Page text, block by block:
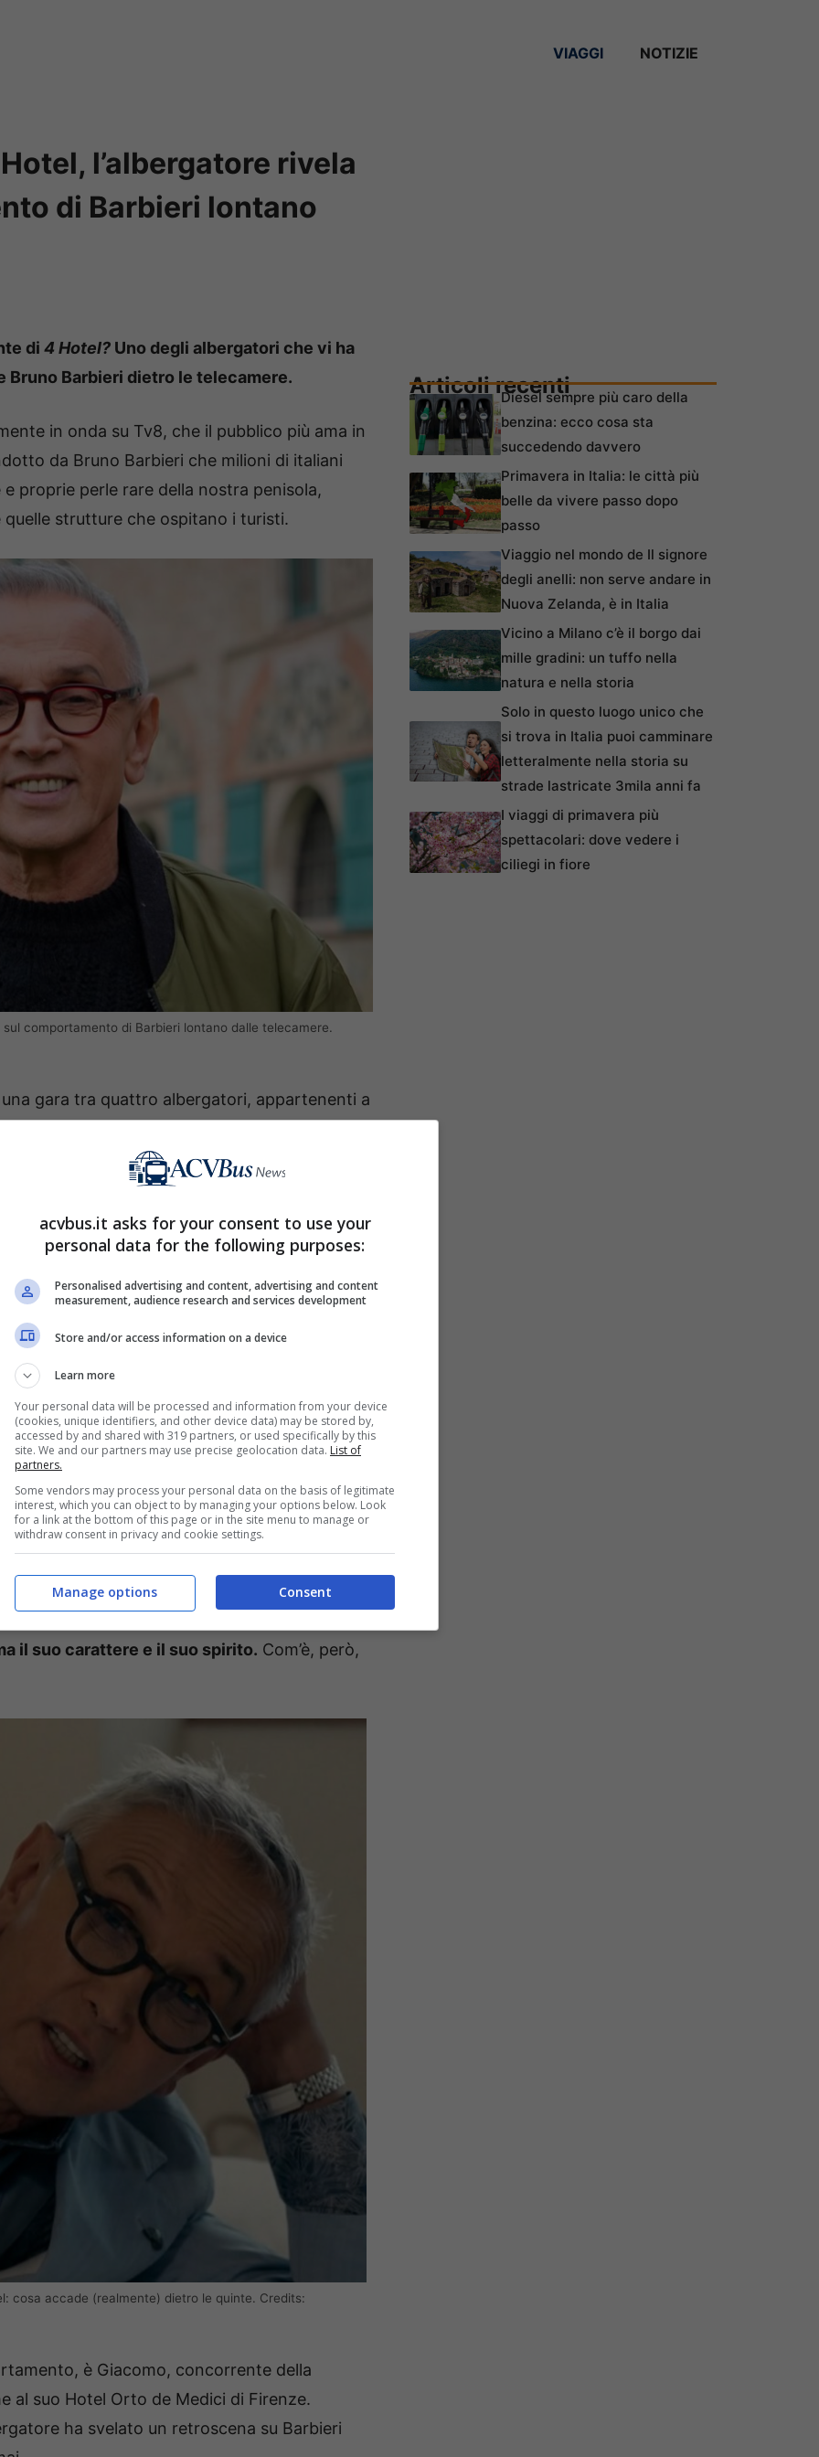
VIAGGI NOTIZIE
l’albergatore rivela
di Barbieri lontano
di 4 Hotel? Uno degli albergatori che vi ha
Bruno Barbieri dietro le telecamere.
in onda su Tv8, che il pubblico più ama in
da Bruno Barbieri che milioni di italiani
proprie perle rare della nostra penisola,
strutture che ospitano i turisti.
comportamento di Barbieri lontano dalle telecamere.
gara tra quattro albergatori, appartenenti a
stessa area geografica, che si ospitano a
in base alla location, i servizi, le camere, i
la qualità della colazione. Insomma,
i luoghi migliori da visitare di un
ovviamente, c’è Bruno Barbieri. Da esperto
prende parte alla sfida, interagendo con gli
ciascuna categoria. Quello che, però, in
una volta spente alla telecamere?
preso parte allo show: cosa ha detto.
su Bruno Barbieri a
dietro le quinte
nemmeno una puntata, è ben
Barbieri ha nei confronti di tutti gli
il suo carattere e il suo spirito. Com’è, però,
cosa accade (realmente) dietro le quinte. Credits:
è Giacomo, concorrente della
al suo Hotel Orto de Medici di Firenze.
ha svelato un retroscena su Barbieri
Articoli recentiDiesel sempre più caro della
benzina: ecco cosa sta
succedendo davvero
Primavera in Italia: le città più
belle da vivere passo dopo
passo
Viaggio nel mondo de Il signore
degli anelli: non serve andare in
Nuova Zelanda, è in Italia
Vicino a Milano c’è il borgo dai
mille gradini: un tuffo nella
natura e nella storia
Solo in questo luogo unico che
si trova in Italia puoi camminare
letteralmente nella storia su
strade lastricate 3mila anni fa
I viaggi di primavera più
spettacolari: dove vedere i
ciliegi in fiore
acvbus.it asks for your consent to use your
personal data for the following purposes:
Personalised advertising and content, advertising and content
measurement, audience research and services development
Store and/or access information on a device
Learn more
Your personal data will be processed and information from your device
(cookies, unique identifiers, and other device data) may be stored by,
accessed by and shared with 319 partners, or used specifically by this
site. We and our partners may use precise geolocation data. List of
partners.
Some vendors may process your personal data on the basis of legitimate
interest, which you can object to by managing your options below. Look
for a link at the bottom of this page or in the site menu to manage or
withdraw consent in privacy and cookie settings.
Consent
Manage options